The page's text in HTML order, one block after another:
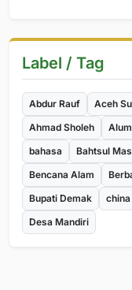
Label / Tag
Abdur Rauf Aceh
Ahmad Sholeh
bahasa
Bahtsul
Bencana Alam
Bupati Demak
china
Desa Mandiri